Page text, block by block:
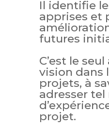
Il identifie
apprises et
futures
C’est le
vision dans
projets, à
adresser
projet.